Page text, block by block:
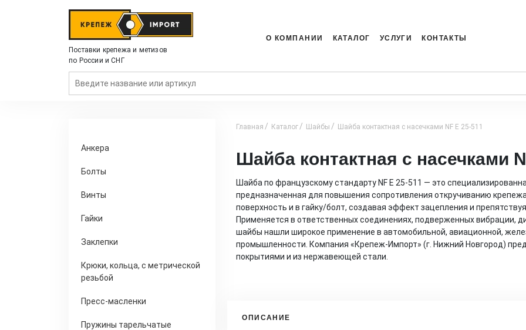
Поставки крепежа и метизов
по России и СНГ
О КОМПАНИИ КАТАЛОГ УСЛУГИ КОНТАКТЫ
Анкера
Болты
Винты
Гайки
Заклепки
Крюки, кольца, с метрической
резьбой
Пресс-масленки
Пружины тарельчатые
Главная Каталог Шайбы Шайба контактная с насечками NF E 25-511
Шайба контактная с насечками
Шайба по французскому стандарту NF E 25-511 — это
предназначенная для повышения сопротивления откручиванию
поверхность и в гайку/болт, создавая эффект зацепления и
Применяется в ответственных соединениях, подверженных вибрации,
шайбы нашли широкое применение в автомобильной, авиационной,
промышленности. Компания «Крепеж-Импорт» (г. Нижний Новгород)
покрытиями и из нержавеющей стали.
ОПИСАНИЕ